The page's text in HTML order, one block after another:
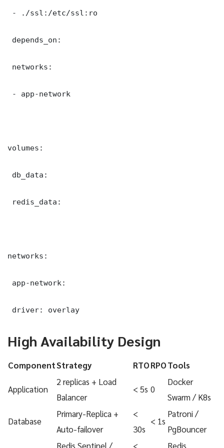
- ./ssl:/etc/ssl:ro
depends_on:
networks:
- app-network
volumes:
db_data:
redis_data:
networks:
app-network:
driver: overlay
High Availability Design
ComponentStrategy RTORPOTools
Application
2 replicas + Load
Balancer
< 5s 0
Docker
Swarm / K8s
Database
Primary-Replica +
Auto-failover
<
30s
< 1s
Patroni /
PgBouncer
Redis Sentinel / < Redis